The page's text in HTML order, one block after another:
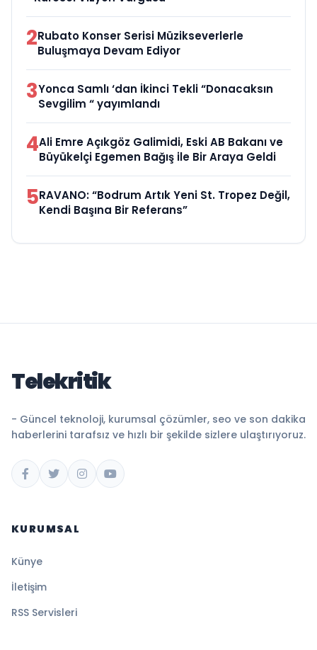
2Rubato Konser Serisi Müzikseverlerle
Buluşmaya Devam Ediyor
3Yonca Samlı ‘dan İkinci Tekli “Donacaksın
Sevgilim “ yayımlandı
4Ali Emre Açıkgöz Galimidi, Eski AB Bakanı ve
Büyükelçi Egemen Bağış ile Bir Araya Geldi
5RAVANO: “Bodrum Artık Yeni St. Tropez Değil,
Kendi Başına Bir Referans”
Telekritik
- Güncel teknoloji, kurumsal çözümler, seo ve son dakika
haberlerini tarafsız ve hızlı bir şekilde sizlere ulaştırıyoruz.
KURUMSAL
Künye
İletişim
RSS Servisleri